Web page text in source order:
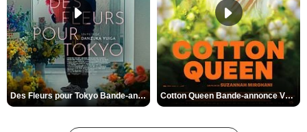
Des Fleurs pour Tokyo Bande-annonce VO STFR Cotton Queen Bande-annonce VO STFR